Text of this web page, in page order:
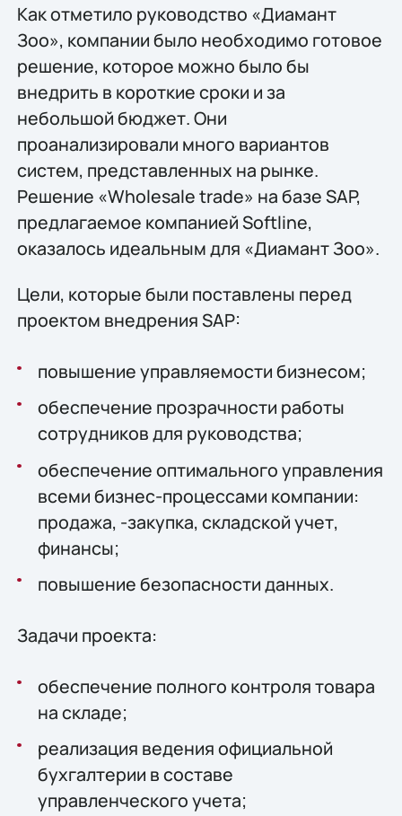
Как отметило руководство «Диамант
Зоо», компании было необходимо готовое
решение, которое можно было бы
внедрить в короткие сроки и за
небольшой бюджет. Они
проанализировали много вариантов
систем, представленных на рынке.
Решение «Wholesale trade» на базе SAP,
предлагаемое компанией Softline,
оказалось идеальным для «Диамант Зоо».
Цели, которые были поставлены перед
проектом внедрения SAP:
повышение управляемости бизнесом;
обеспечение прозрачности работы
сотрудников для руководства;
обеспечение оптимального управления
всеми бизнес-процессами компании:
продажа, -закупка, складской учет,
финансы;
повышение безопасности данных.
Задачи проекта:
обеспечение полного контроля товара
на складе;
реализация ведения официальной
бухгалтерии в составе
управленческого учета;